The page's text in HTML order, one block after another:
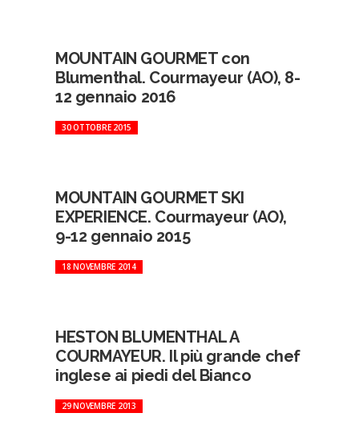
MOUNTAIN GOURMET con
Blumenthal. Courmayeur (AO), 8-
12 gennaio 2016
30 OTTOBRE 2015
MOUNTAIN GOURMET SKI
EXPERIENCE. Courmayeur (AO),
9-12 gennaio 2015
18 NOVEMBRE 2014
HESTON BLUMENTHAL A
COURMAYEUR. Il più grande chef
inglese ai piedi del Bianco
29 NOVEMBRE 2013